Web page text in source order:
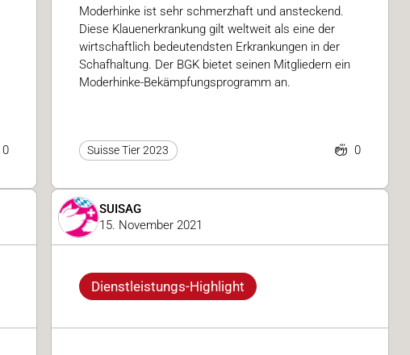
0
Moderhinke ist sehr schmerzhaft und ansteckend.
Diese Klauenerkrankung gilt weltweit als eine der
wirtschaftlich bedeutendsten Erkrankungen in der
Schafhaltung. Der BGK bietet seinen Mitgliedern ein
Moderhinke-Bekämpfungsprogramm an.
Suisse Tier 2023 0
SUISAG
15. November 2021
Dienstleistungs-Highlight